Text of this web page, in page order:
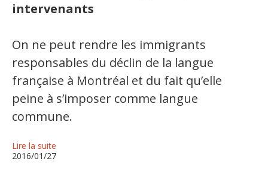
intervenants
On ne peut rendre les immigrants
responsables du déclin de la langue
française à Montréal et du fait qu’elle
peine à s’imposer comme langue
commune.
Lire la suite
2016/01/27